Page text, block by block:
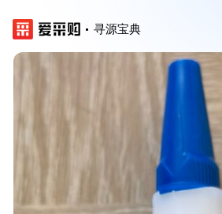
寻源宝典